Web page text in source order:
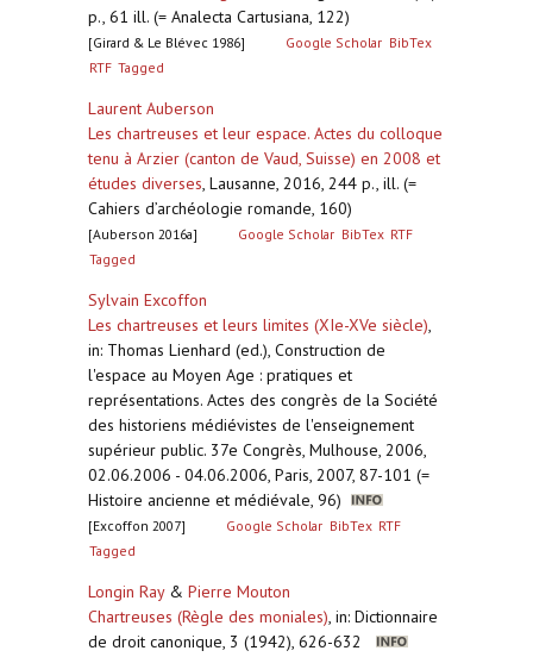
p., 61 ill. (= Analecta Cartusiana, 122)
[Girard & Le Blévec 1986] Google Scholar BibTex
RTF Tagged
Laurent Auberson
Les chartreuses et leur espace. Actes du colloque
tenu à Arzier (canton de Vaud, Suisse) en 2008 et
études diverses, Lausanne, 2016, 244 p., ill. (=
Cahiers d’archéologie romande, 160)
[Auberson 2016a] Google Scholar BibTex RTF
Tagged
Sylvain Excoffon
Les chartreuses et leurs limites (XIe-XVe siècle),
in: Thomas Lienhard (ed.), Construction de
l'espace au Moyen Age : pratiques et
représentations. Actes des congrès de la Société
des historiens médiévistes de l'enseignement
supérieur public. 37e Congrès, Mulhouse, 2006,
02.06.2006 - 04.06.2006, Paris, 2007, 87-101 (=
Histoire ancienne et médiévale, 96)
[Excoffon 2007] Google Scholar BibTex RTF
Tagged
Longin Ray& Pierre Mouton
Chartreuses (Règle des moniales), in: Dictionnaire
de droit canonique, 3 (1942), 626-632